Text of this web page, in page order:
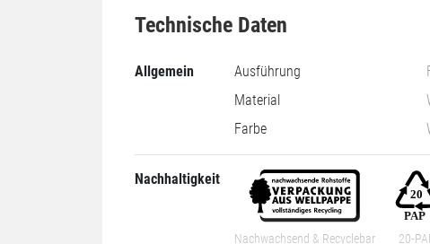
Technische Daten
Allgemein Ausführung
Material
Farbe
Nachhaltigkeit
Nachwachsend & Recyclebar 20-